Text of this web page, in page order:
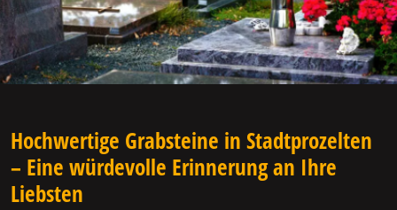
Hochwertige Grabsteine in Stadtprozelten
– Eine würdevolle Erinnerung an Ihre
Liebsten